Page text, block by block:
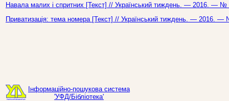
Навала малих і спритних [Текст] // Український тиждень. — 2016. —
Приватизація: тема номера [Текст] // Український тиждень. — 2016.
Інформаційно-пошукова система
'УФД/Бібліотека'